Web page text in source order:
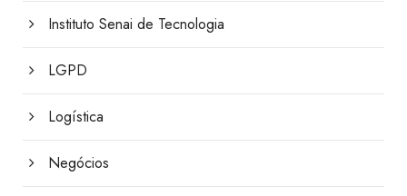
Instituto Senai de Tecnologia
LGPD
Logística
Negócios